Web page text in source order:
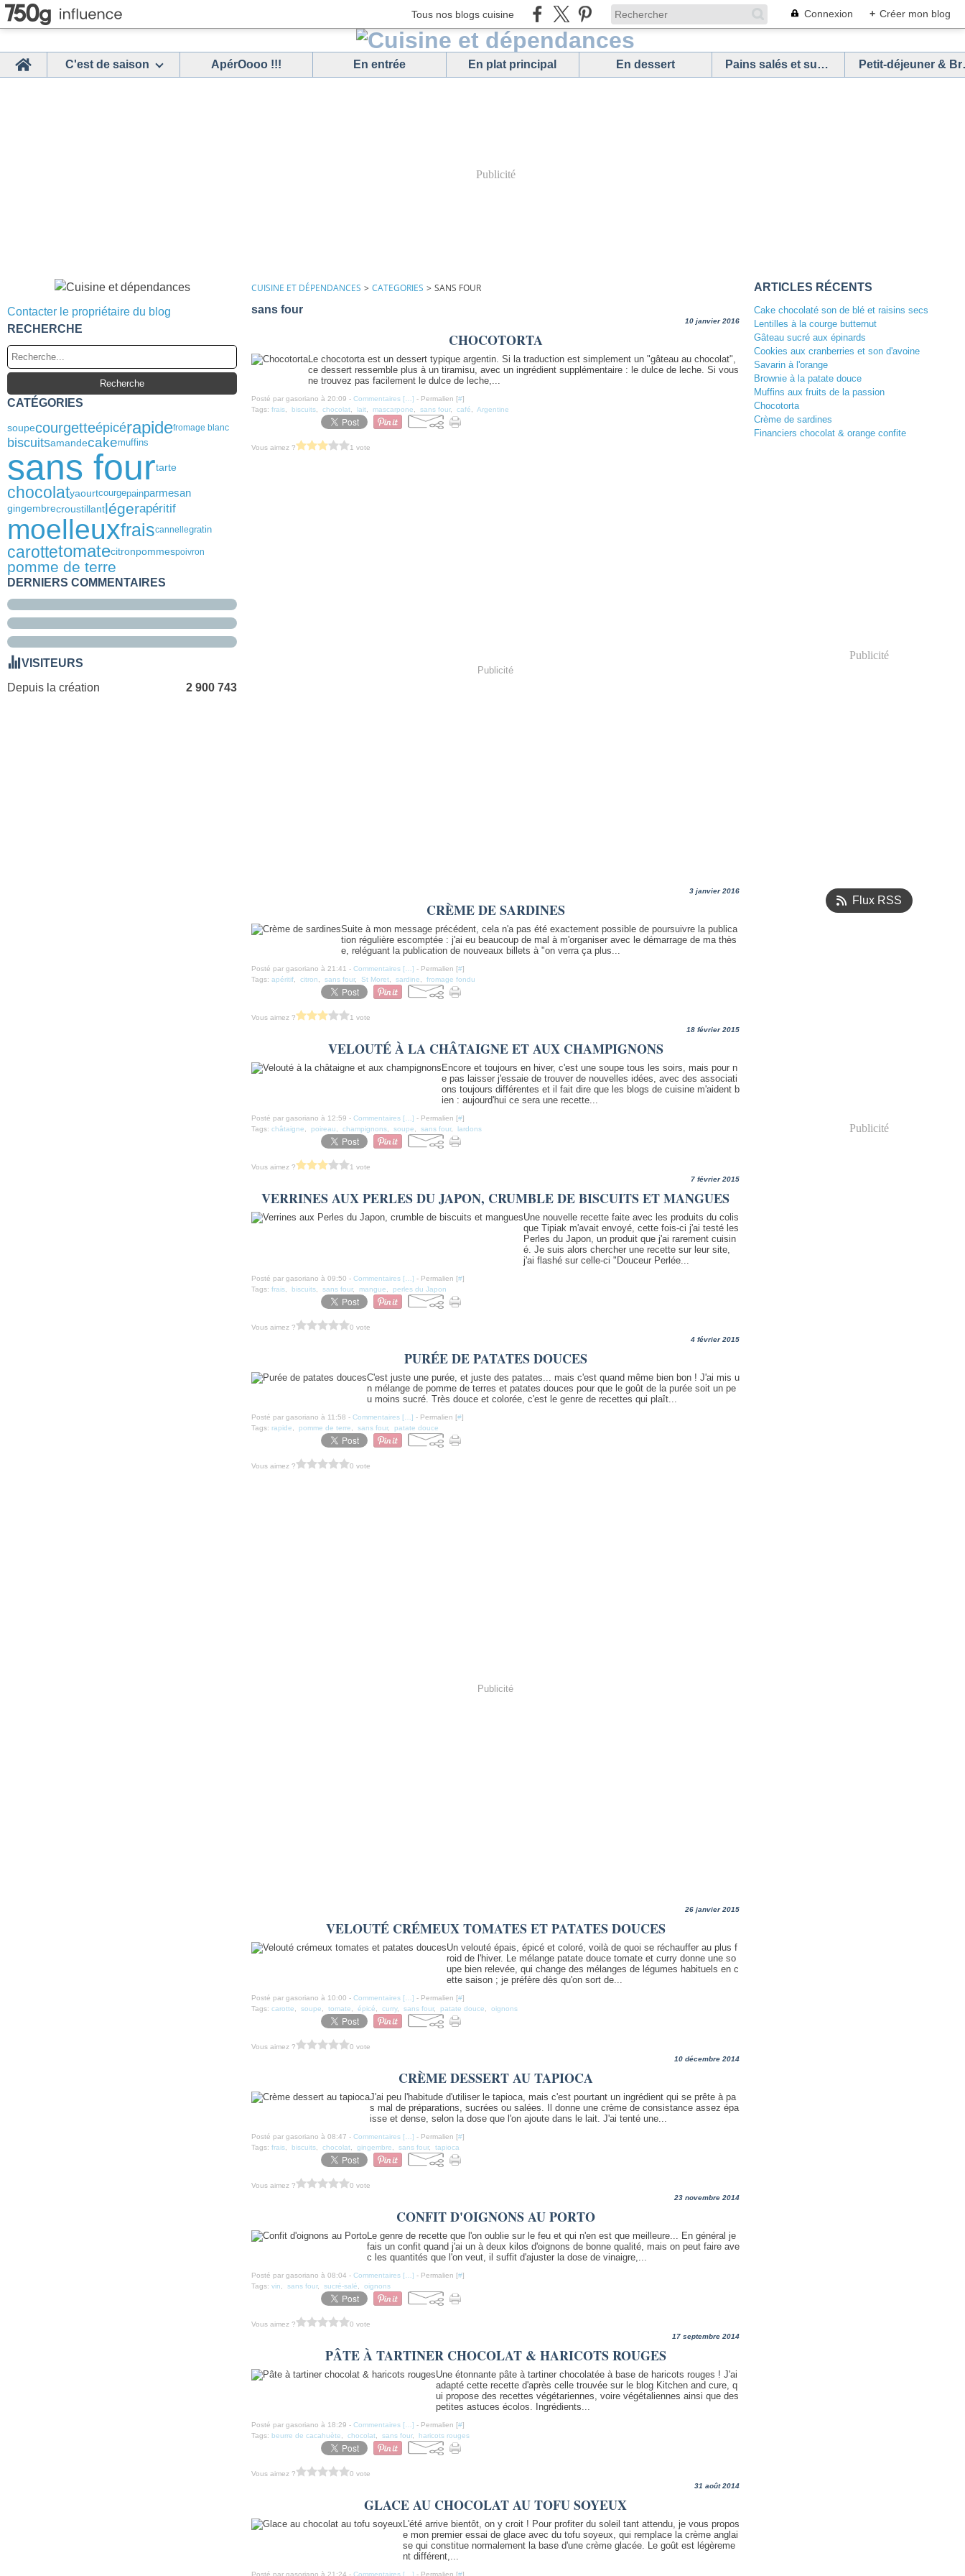
Tous nos blogs cuisine Connexion + Créer mon blog
Home
C'est de saison ApérOooo !!! En entrée En plat principal En dessert Pains salés et sucrés
Publicité
Contacter le propriétaire du blog
RECHERCHE
CATÉGORIES
soupecourgetteépicérapidefromage blanc
biscuitsamandecakemuffins
sans fourtarte
chocolatyaourtcourgepainparmesan
gingembrecroustillantlégerapéritif
moelleuxfraiscannellegratin
carottetomatecitronpommespoivron
pomme de terre
DERNIERS COMMENTAIRES
VISITEURS
Depuis la création
2 900 743
CUISINE ET DÉPENDANCES > CATEGORIES > SANS FOUR
sans four
10 janvier 2016
CHOCOTORTA
Le chocotorta est un dessert typique argentin. Si la traduction est simplement un "gâteau au chocolat",
ce dessert ressemble plus à un tiramisu, avec un ingrédient supplémentaire : le dulce de leche. Si vous
ne trouvez pas facilement le dulce de leche,...
Posté par gasoriano à 20:09 - Commentaires [ ] - Permalien [#]
Tags: frais biscuits chocolat lait mascarpone sans four, café Argentine
Vous aimez ? 1 vote
Publicité
3 janvier 2016
CRÈME DE SARDINES
Suite à mon message précédent, cela n'a pas été exactement possible de poursuivre la publica
tion régulière escomptée : j'ai eu beaucoup de mal à m'organiser avec le démarrage de ma thès
e, reléguant la publication de nouveaux billets à "on verra ça plus...
Posté par gasoriano à 21:41 - Commentaires [ ] - Permalien [#]
Tags: apéritif citron sans four, St Moret sardine fromage fondu
Vous aimez ?
1 vote
18 février 2015
VELOUTÉ À LA CHÂTAIGNE ET AUX CHAMPIGNONS
Encore et toujours en hiver, c'est une soupe tous les soirs, mais pour n
e pas laisser j'essaie de trouver de nouvelles idées, avec des associati
ons toujours différentes et il fait dire que les blogs de cuisine m'aident b
ien : aujourd'hui ce sera une recette...
Posté par gasoriano à 12:59 - Commentaires [ ] - Permalien [#]
Tags: châtaigne poireau champignons soupe sans four, lardons
Vous aimez ?
1 vote
7 février 2015
VERRINES AUX PERLES DU JAPON, CRUMBLE DE BISCUITS ET MANGUES
Une nouvelle recette faite avec les produits du colis
que Tipiak m'avait envoyé, cette fois-ci j'ai testé les
Perles du Japon, un produit que j'ai rarement cuisin
é. Je suis alors chercher une recette sur leur site,
j'ai flashé sur celle-ci "Douceur Perlée...
Posté par gasoriano à 09:50 - Commentaires [ ] - Permalien [#]
Tags: frais biscuits sans four, mangue perles du Japon
Vous aimez ?
0 vote
4 février 2015
PURÉE DE PATATES DOUCES
C'est juste une purée, et juste des patates... mais c'est quand même bien bon ! J'ai mis u
n mélange de pomme de terres et patates douces pour que le goût de la purée soit un pe
u moins sucré. Très douce et colorée, c'est le genre de recettes qui plaît...
Posté par gasoriano à 11:58 - Commentaires [ ] - Permalien [#]
Tags: rapide pomme de terre sans four, patate douce
Vous aimez ? 0 vote
Publicité
26 janvier 2015
VELOUTÉ CRÉMEUX TOMATES ET PATATES DOUCES
Un velouté épais, épicé et coloré, voilà de quoi se réchauffer au plus f
roid de l'hiver. Le mélange patate douce tomate et curry donne une so
upe bien relevée, qui change des mélanges de légumes habituels en c
ette saison ; je préfère dès qu'on sort de...
Posté par gasoriano à 10:00 - Commentaires [ ] - Permalien [#]
Tags: carotte soupe tomate épicé curry, sans four, patate douce oignons
Vous aimez ?
0 vote
10 décembre 2014
CRÈME DESSERT AU TAPIOCA
J'ai peu l'habitude d'utiliser le tapioca, mais c'est pourtant un ingrédient qui se prête à pa
s mal de préparations, sucrées ou salées. Il donne une crème de consistance assez épa
isse et dense, selon la dose que l'on ajoute dans le lait. J'ai tenté une...
Posté par gasoriano à 08:47 - Commentaires [ ] - Permalien [#]
Tags: frais biscuits chocolat gingembre sans four, tapioca
Vous aimez ?
0 vote
23 novembre 2014
CONFIT D'OIGNONS AU PORTO
Le genre de recette que l'on oublie sur le feu et qui n'en est que meilleure... En général je
fais un confit quand j'ai un à deux kilos d'oignons de bonne qualité, mais on peut faire ave
c les quantités que l'on veut, il suffit d'ajuster la dose de vinaigre,...
Posté par gasoriano à 08:04 - Commentaires [ ] - Permalien [#]
Tags: vin sans four, sucré-salé oignons
Vous aimez ?
0 vote
17 septembre 2014
PÂTE À TARTINER CHOCOLAT & HARICOTS ROUGES
Une étonnante pâte à tartiner chocolatée à base de haricots rouges ! J'ai
adapté cette recette d'après celle trouvée sur le blog Kitchen and cure, q
ui propose des recettes végétariennes, voire végétaliennes ainsi que des
petites astuces écolos. Ingrédients...
Posté par gasoriano à 18:29 - Commentaires [ ] - Permalien [#]
Tags: beurre de cacahuète chocolat sans four, haricots rouges
Vous aimez ?
0 vote
31 août 2014
GLACE AU CHOCOLAT AU TOFU SOYEUX
L'été arrive bientôt, on y croit ! Pour profiter du soleil tant attendu, je vous propos
e mon premier essai de glace avec du tofu soyeux, qui remplace la crème anglai
se qui constitue normalement la base d'une crème glacée. Le goût est légèreme
nt différent,...
Posté par gasoriano à 21:24 - Commentaires [ ] - Permalien [#]
ARTICLES RÉCENTS
Cake chocolaté son de blé et raisins secs
Lentilles à la courge butternut
Gâteau sucré aux épinards
Cookies aux cranberries et son d'avoine
Savarin à l'orange
Brownie à la patate douce
Muffins aux fruits de la passion
Chocotorta
Crème de sardines
Financiers chocolat & orange confite
Publicité
Flux RSS
Publicité